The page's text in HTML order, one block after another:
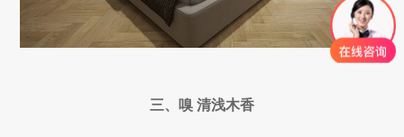
三、嗅 清浅木香